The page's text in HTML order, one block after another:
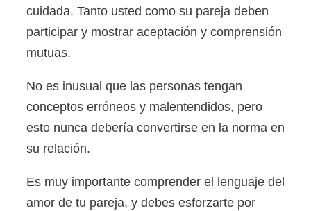
cuidada. Tanto usted como su pareja deben
participar y mostrar aceptación y comprensión
mutuas.
No es inusual que las personas tengan
conceptos erróneos y malentendidos, pero
esto nunca debería convertirse en la norma en
su relación.
Es muy importante comprender el lenguaje del
amor de tu pareja, y debes esforzarte por